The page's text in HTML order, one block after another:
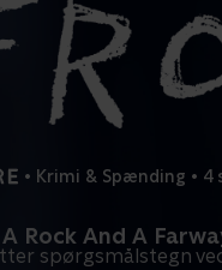
• Krimi & Spænding • 4
A Rock And A
spørgsmålstegn